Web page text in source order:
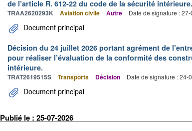
de l’article R. 612-22 du code de la sécurité intérieure.
TRAA2620293K Aviation civile Autre Date de signature :
Document principal
Décision du 24 juillet 2026 portant agrément de
pour réaliser l’évaluation de la conformité des
intérieure.
TRAT2619515S Transports Décision Date de signature : 24-
Document principal
Publié le : 25-07-2026